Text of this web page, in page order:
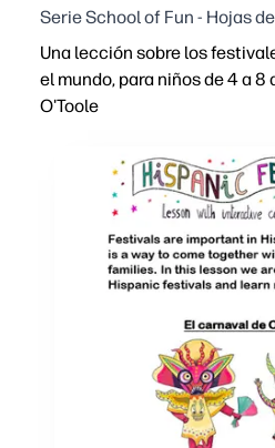
Serie School of Fun - Hojas
Una lección sobre los
el mundo, para niños de 4 a 8
O'Toole